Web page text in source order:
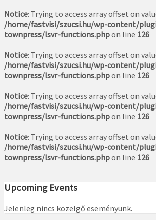
Notice: Trying to access array offset on
/home/fastvisi/szucsi.hu/wp-content/
townpress/lsvr-functions.phpon line 126
Notice: Trying to access array offset on
/home/fastvisi/szucsi.hu/wp-content/
townpress/lsvr-functions.phpon line 126
Notice: Trying to access array offset on
/home/fastvisi/szucsi.hu/wp-content/
townpress/lsvr-functions.phpon line 126
Notice: Trying to access array offset on
/home/fastvisi/szucsi.hu/wp-content/
townpress/lsvr-functions.phpon line 126
Upcoming Events
Jelenleg nincs közelgő eseményünk.